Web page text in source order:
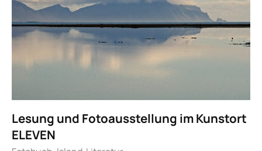
Lesung und Fotoausstellung im Kunstort
ELEVEN